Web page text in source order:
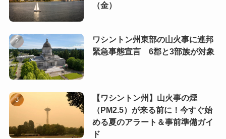
（金）
ワシントン州東部の山火事に連邦
緊急事態宣言 6郡と3部族が対象
【ワシントン州】山火事の煙
（PM2.5）が来る前に！今すぐ始
める夏のアラート＆事前準備ガイ
ド